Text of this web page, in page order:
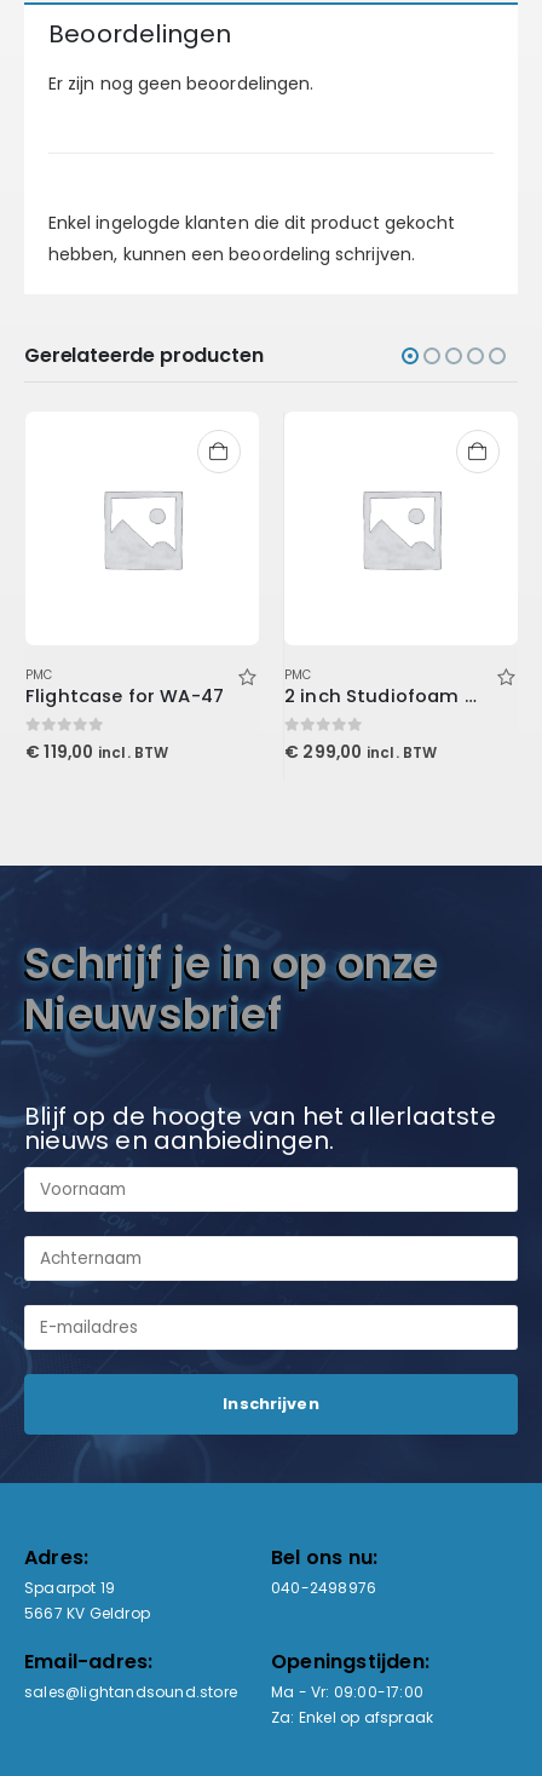
Beoordelingen
Er zijn nog geen beoordelingen.
Enkel ingelogde klanten die dit product gekocht
hebben, kunnen een beoordeling schrijven.
Gerelateerde producten
PMC
Flightcase for WA-47
0out of 5
€ 119,00 incl. BTW
PMC
2 inch Studiofoam Wave 60x60x5cm, Purple
0out of 5
€ 299,00 incl. BTW
Schrijf je in op onze
Nieuwsbrief
Blijf op de hoogte van het allerlaatste
nieuws en aanbiedingen.
Adres:
Spaarpot 19
5667 KV Geldrop
Bel ons nu:
040-2498976
Email-adres:
sales@lightandsound.store
Openingstijden:
Ma - Vr: 09:00-17:00
Za: Enkel op afspraak